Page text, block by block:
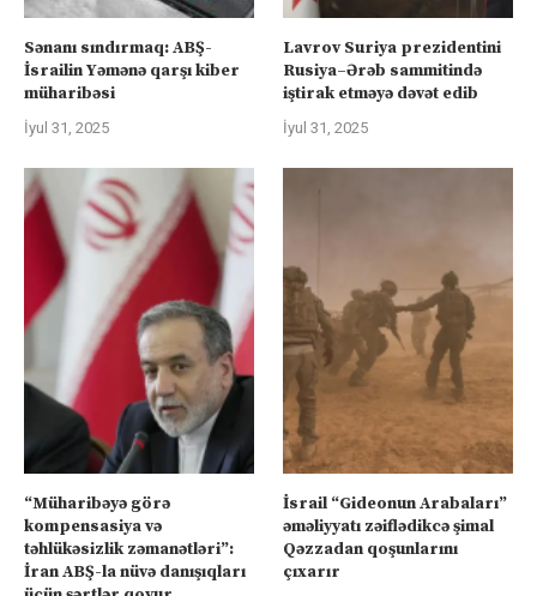
Sənanı sındırmaq: ABŞ-
İsrailin Yəmənə qarşı kiber
müharibəsi
İyul 31, 2025
Lavrov Suriya prezidentini
Rusiya–Ərəb sammitində
iştirak etməyə dəvət edib
İyul 31, 2025
“Müharibəyə görə
kompensasiya və
təhlükəsizlik zəmanətləri”:
İran ABŞ-la nüvə danışıqları
İsrail “Gideonun Arabaları”
əməliyyatı zəiflədikcə şimal
Qəzzadan qoşunlarını
çıxarır